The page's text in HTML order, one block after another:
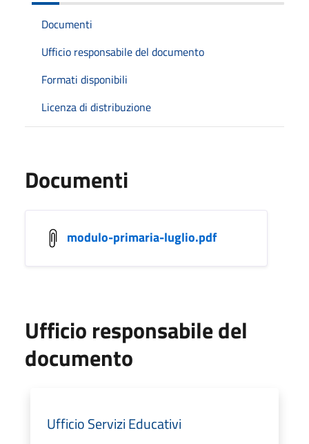
Documenti
Ufficio responsabile del documento
Formati disponibili
Licenza di distribuzione
Documenti
modulo-primaria-luglio.pdf
Ufficio responsabile del
documento
Ufficio Servizi Educativi